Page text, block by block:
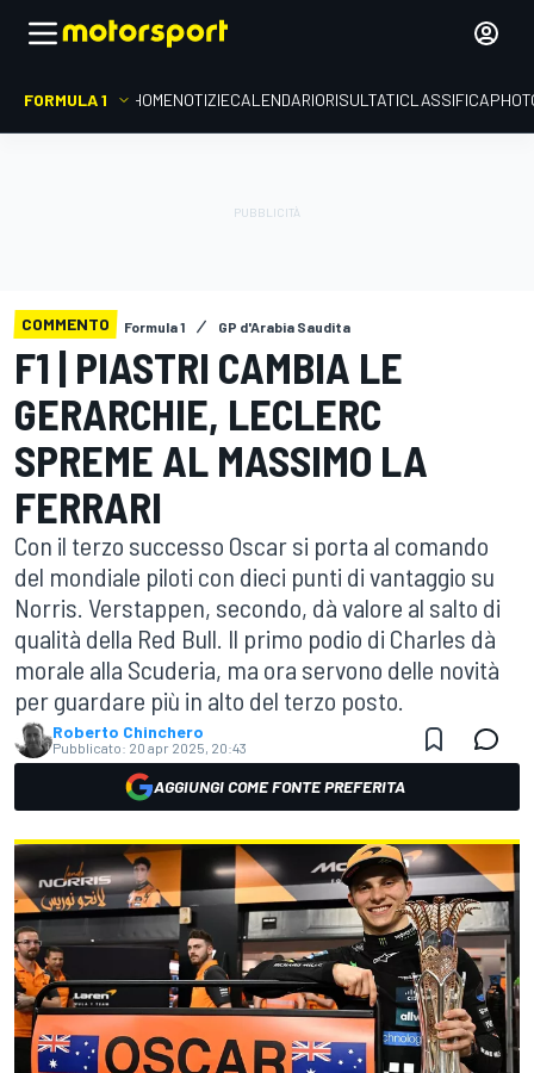
FORMULA 1 HOMENOTIZIECALENDARIORISULTATICLASSIFICA
COMMENTO Formula 1 GP d'Arabia Saudita
F1 | PIASTRI CAMBIA LE
GERARCHIE, LECLERC
SPREME AL MASSIMO LA
FERRARI
Con il terzo successo Oscar si porta al comando
del mondiale piloti con dieci punti di vantaggio su
Norris. Verstappen, secondo, dà valore al salto di
qualità della Red Bull. Il primo podio di Charles dà
morale alla Scuderia, ma ora servono delle novità
per guardare più in alto del terzo posto.
Roberto Chinchero
Pubblicato: 20 apr 2025, 20:43
AGGIUNGI COME FONTE PREFERITA